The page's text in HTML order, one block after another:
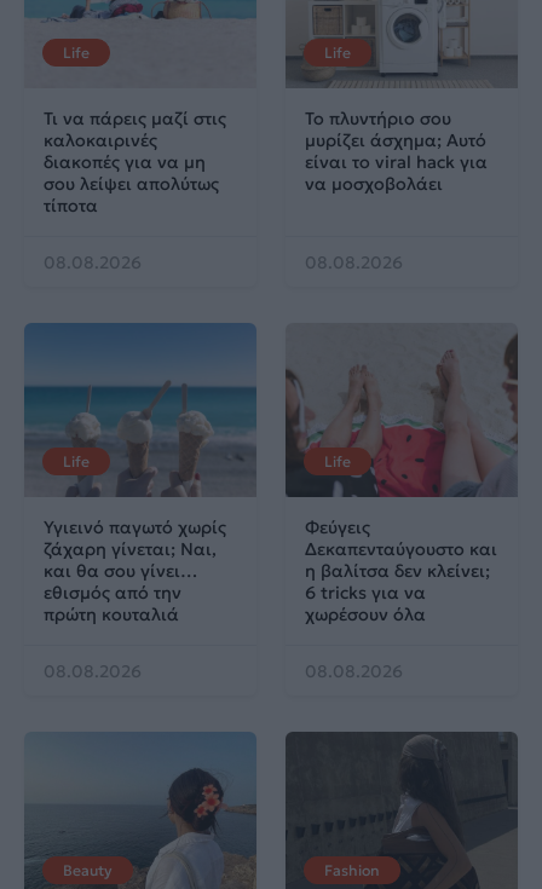
Life
Τι να πάρεις μαζί στις
καλοκαιρινές
διακοπές για να μη
σου λείψει απολύτως
τίποτα
08.08.2026
Life
Το πλυντήριο σου
μυρίζει άσχημα; Αυτό
είναι το viral hack για
να μοσχοβολάει
08.08.2026
Life
Υγιεινό παγωτό χωρίς
ζάχαρη γίνεται; Ναι,
και θα σου γίνει…
εθισμός από την
πρώτη κουταλιά
08.08.2026
Life
Φεύγεις
Δεκαπενταύγουστο και
η βαλίτσα δεν κλείνει;
6 tricks για να
χωρέσουν όλα
08.08.2026
Beauty Fashion